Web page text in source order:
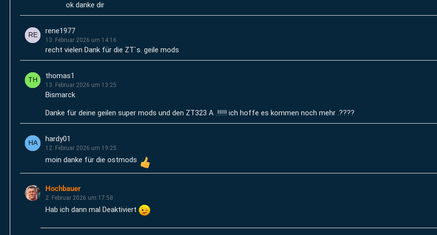
ok danke dir
rene1977
13. Februar 2026 um 14:16
recht vielen Dank für die ZT`s. geile mods
thomas1
13. Februar 2026 um 13:25
Bismarck
Danke für deine geilen super mods und den ZT323 A .!!!!! ich hoffe es kommen noch mehr .????
hardy01
12. Februar 2026 um 19:25
moin danke für die ostmods
Hochbauer
2. Februar 2026 um 17:58
Hab ich dann mal Deaktiviert